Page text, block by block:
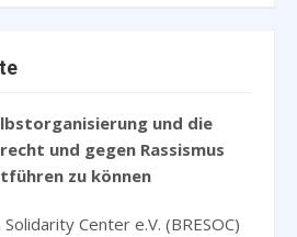
und die
und gegen Rassismus
zu können
Center e.V. (BRESOC)